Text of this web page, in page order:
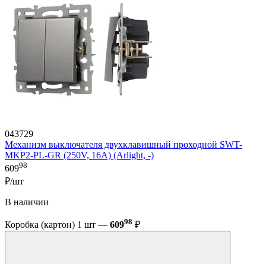
043729
Механизм выключателя двухклавишный проходной SWT-
MKP2-PL-GR (250V, 16A) (Arlight, -)
60998
₽/шт
В наличии
Коробка (картон) 1 шт — 60998 ₽